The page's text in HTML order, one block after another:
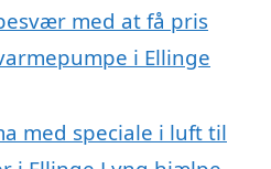
med at få pris
i Ellinge
med speciale i luft til